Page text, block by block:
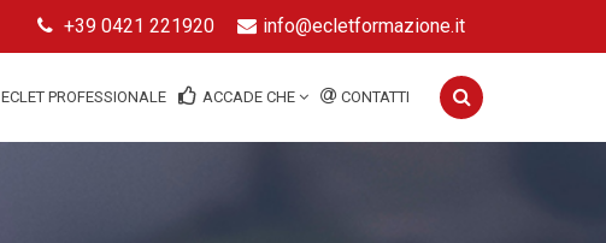
+39 0421 221920 info@ecletformazione.it
ECLET PROFESSIONALE ACCADE CHE CONTATTI